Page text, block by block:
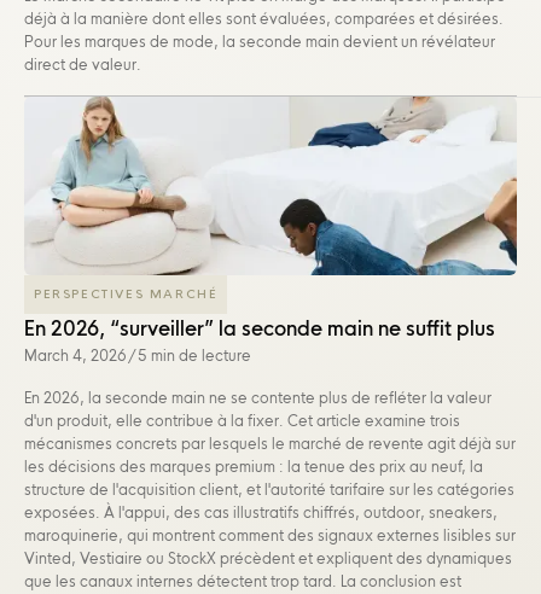
déjà à la manière dont elles sont évaluées, comparées et désirées.
Pour les marques de mode, la seconde main devient un révélateur
direct de valeur.
PERSPECTIVES MARCHÉ
En 2026, “surveiller” la seconde main ne suffit plus
March 4, 2026 /5 min de lecture
En 2026, la seconde main ne se contente plus de refléter la valeur
d'un produit, elle contribue à la fixer. Cet article examine trois
mécanismes concrets par lesquels le marché de revente agit déjà sur
les décisions des marques premium : la tenue des prix au neuf, la
structure de l'acquisition client, et l'autorité tarifaire sur les catégories
exposées. À l'appui, des cas illustratifs chiffrés, outdoor, sneakers,
maroquinerie, qui montrent comment des signaux externes lisibles sur
Vinted, Vestiaire ou StockX précèdent et expliquent des dynamiques
que les canaux internes détectent trop tard. La conclusion est